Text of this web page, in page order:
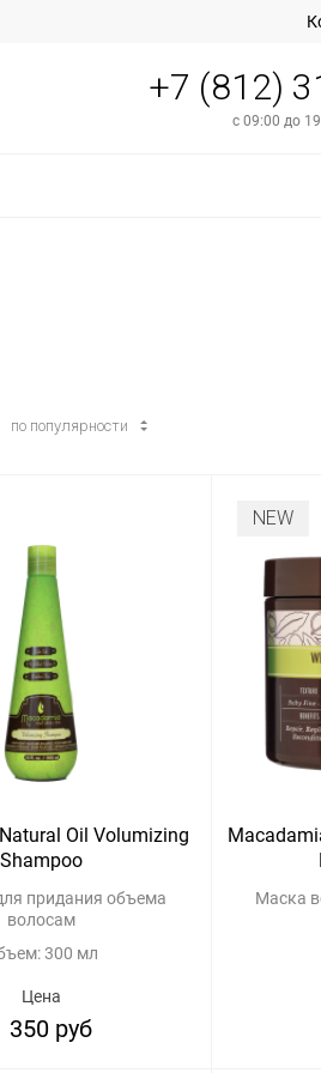
+7 (812)
с 09:00 до
по популярности
Oil Volumizing
Shampoo
придания объема
волосам
300 мл
Цена
350 руб
NEW
Маска